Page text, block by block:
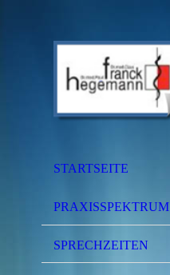
STARTSEITE
PRAXISSPEKTRUM
SPRECHZEITEN